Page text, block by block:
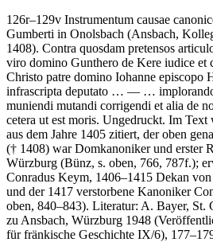
126r–129v Instrumentum causae
Gumberti in Onolsbach (Ansbach,
1408). Contra quosdam pretensos
viro domino Gunthero de Kere iudice et
Christo patre domino Iohanne episcopo
infrascripta deputato … — …
muniendi mutandi corrigendi et alia de
cetera ut est moris. Ungedruckt. Im Text
aus dem Jahre 1405 zitiert, der oben
(† 1408) war Domkanoniker und erster
Würzburg (Bünz, s. oben, 766, 787f.);
Conradus Keym, 1406–1415 Dekan
und der 1417 verstorbene Kanoniker
oben, 840–843). Literatur: A. Bayer, St.
zu Ansbach, Würzburg 1948
für fränkische Geschichte IX/6),